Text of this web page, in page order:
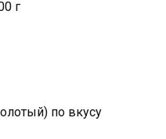
г
по вкусу